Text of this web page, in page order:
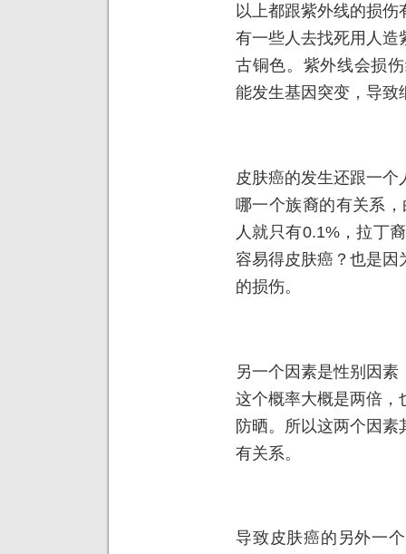
以上都跟紫外线的损
有一些人去找死用人造
古铜色。紫外线会损
能发生基因突变，导致
皮肤癌的发生还跟一
哪一个族裔的有关系
人就只有0.1%，拉丁
容易得皮肤癌？也是因
的损伤。
另一个因素是性别因
这个概率大概是两倍，
防晒。所以这两个因
有关系。
导致皮肤癌的另外一